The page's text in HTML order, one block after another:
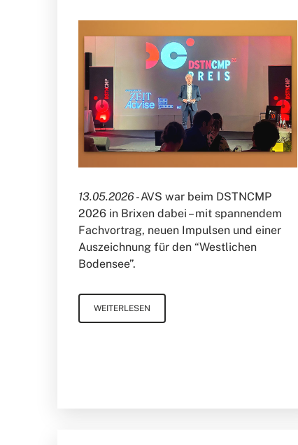
13.05.2026 -AVS war beim DSTNCMP
2026 in Brixen dabei – mit spannendem
Fachvortrag, neuen Impulsen und einer
Auszeichnung für den “Westlichen
Bodensee”.
WEITERLESEN